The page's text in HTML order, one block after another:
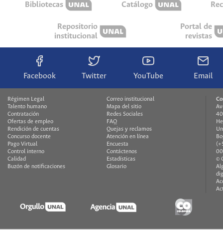
Bibliotecas Catálogo
Repositorio
institucional
Portal de
revistas
Facebook Twitter YouTube Email
Régimen Legal
Talento humano
Contratación
Ofertas de empleo
Rendición de cuentas
Concurso docente
Pago Virtual
Control interno
Calidad
Buzón de notificaciones
Correo institucional
Mapa del sitio
Redes Sociales
FAQ
Quejas y reclamos
Atención en línea
Encuesta
Contáctenos
Estadísticas
Glosario
©